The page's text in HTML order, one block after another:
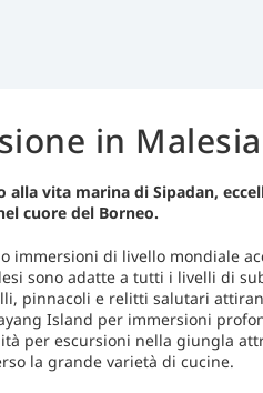
in Malesia
alla vita marina di Sipadan,
cuore del Borneo.
immersioni di livello mondiale
sono adatte a tutti i livelli di
pinnacoli e relitti salutari
Island per immersioni
per escursioni nella giungla
la grande varietà di cucine.